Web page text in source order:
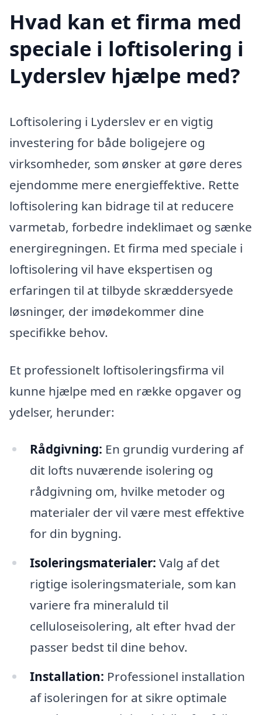
Hvad kan et firma med
speciale i loftisolering i
Lyderslev hjælpe med?
Loftisolering i Lyderslev er en vigtig
investering for både boligejere og
virksomheder, som ønsker at gøre deres
ejendomme mere energieffektive. Rette
loftisolering kan bidrage til at reducere
varmetab, forbedre indeklimaet og sænke
energiregningen. Et firma med speciale i
loftisolering vil have ekspertisen og
erfaringen til at tilbyde skræddersyede
løsninger, der imødekommer dine
specifikke behov.
Et professionelt loftisoleringsfirma vil
kunne hjælpe med en række opgaver og
ydelser, herunder:
Rådgivning: En grundig vurdering af
dit lofts nuværende isolering og
rådgivning om, hvilke metoder og
materialer der vil være mest effektive
for din bygning.
Isoleringsmaterialer: Valg af det
rigtige isoleringsmateriale, som kan
variere fra mineraluld til
celluloseisolering, alt efter hvad der
passer bedst til dine behov.
Installation: Professionel installation
af isoleringen for at sikre optimale